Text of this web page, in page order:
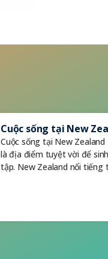
Cuộc sống tại New
Cuộc sống tại New Zealand
là địa điểm tuyệt vời để
tập. New Zealand nổi tiếng